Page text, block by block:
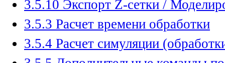
3.5.10 Экспорт Z-сетки /
3.5.3 Расчет времени обработки
3.5.4 Расчет симуляции